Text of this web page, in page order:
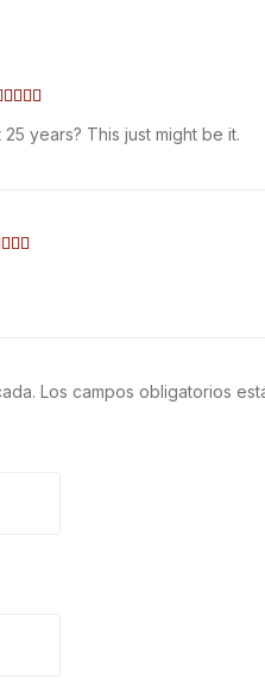
5 years? This just might be it.
Los campos obligatorios